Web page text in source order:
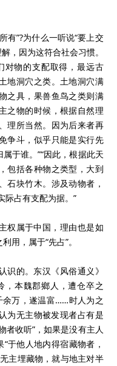
有”?为什么一听说“要上交
，因为这符合社会习惯。
物的支配取得，最远古
地洞穴之类。土地洞穴满
之具，果兽鱼鸟之类则满
之物的时候，根据自然理
理所当然。因为后来者再
争斗，似乎只能是实行先
于谁。”“因此，根据此天
包括各种物之类型，大到
石块竹木。涉及动物者，
际占有支配为据。”
权属于中国，理由也是如
用，属于“先占”。
识的。东汉《风俗通义》
，本魏郡鄉人，遭仓卒之
万，遂温富……时人为之
为无主物被发现者占有是
者收听”，如果是没有主人
于他人地内得宿藏物者，
主埋藏物，就与地主对半